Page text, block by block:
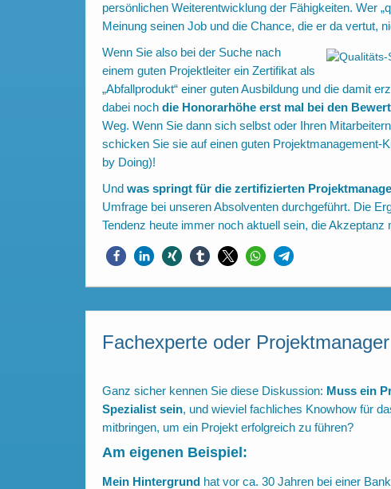
persönlichen Weiterentwicklung der Fähigkeiten. Wer
Meinung seinen Job und die Chance, die er da vertut,
Wenn Sie also bei der Suche nach
einem guten Projektleiter ein Zertifikat als
„Abfallprodukt“ einer guten Ausbildung und die damit
dabei noch die Honorarhöhe erst mal bei den
Weg. Wenn Sie dann sich selbst oder Ihren
schicken Sie sie auf einen guten
by Doing)!
Und was springt für die zertifizierten
Umfrage bei unseren Absolventen durchgeführt. Die
Tendenz heute immer noch aktuell sein, die
Fachexperte oder
Ganz sicher kennen Sie diese Diskussion: Muss ein
Spezialist sein, und wieviel fachliches Knowhow für
mitbringen, um ein Projekt erfolgreich zu führen?
Am eigenen Beispiel:
Mein Hintergrund hat vor ca. 30 Jahren bei einer